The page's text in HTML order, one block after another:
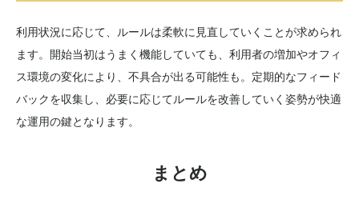
利用状況に応じて、ルールは柔軟に見直していくことが求められ
ます。開始当初はうまく機能していても、利用者の増加やオフィ
ス環境の変化により、不具合が出る可能性も。定期的なフィード
バックを収集し、必要に応じてルールを改善していく姿勢が快適
な運用の鍵となります。
まとめ